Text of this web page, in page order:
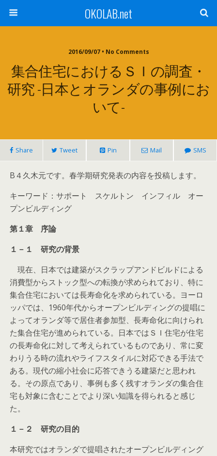
OKOLAB.net
2016/09/07 • No Comments
集合住宅におけるＳＩの調査・
研究 -日本とオランダの事例にお
いて-
Share Tweet Pin Mail SMS
B４久木元です。春学期研究発表の内容を投稿します。
キーワード：サポート スケルトン インフィル オー
プンビルディング
第１章 序論
１－１ 研究の背景
現在、日本では建築がスクラップアンドビルドによる
消費型からストック型への転換が求められており、特に
集合住宅においては長寿命化を求められている。ヨーロ
ッパでは、1960年代からオープンビルディングの提唱に
よってオランダ等で居住者参加型、長寿命化に向けられ
た集合住宅が進められている。日本ではＳＩ住宅が住宅
の長寿命化に対して考えられているものであり、常に変
わりうる時の流れやライフスタイルに対応できる手法で
ある。現代の縮小社会に応答できうる建築だと思われ
る。その原点であり、事例も多く残すオランダの集合住
宅も対象に含むことでより深い知識を得られると感じ
た。
１－２ 研究の目的
本研究ではオランダで提唱されたオープンビルディング